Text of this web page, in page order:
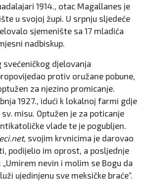
1914., otac Magallanes je
u svojoj župi. U srpnju sljedeće
sjemenište sa 17 mladića
nadbiskup.
svećeničkog djelovanja
protiv oružane pobune,
za njezino promicanje.
1927., idući k lokalnoj farmi gdje
misu. Optužen je za poticanje
vlade te je pogubljen.
, svojim krvnicima je darovao
podijelio im oprost, a posljednje
„Umirem nevin i molim se Bogu da
ujedinjenu sve meksičke braće“.